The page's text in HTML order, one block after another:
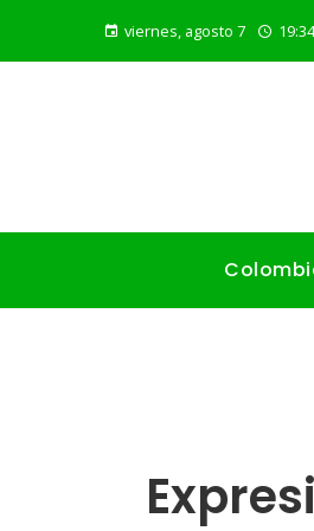
viernes, agosto 7